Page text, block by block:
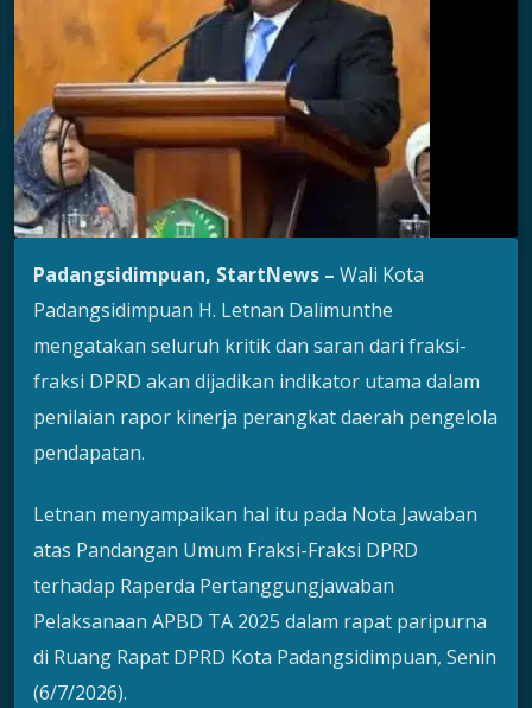
Padangsidimpuan, StartNews – Wali Kota
Padangsidimpuan H. Letnan Dalimunthe
mengatakan seluruh kritik dan saran dari fraksi-
fraksi DPRD akan dijadikan indikator utama dalam
penilaian rapor kinerja perangkat daerah pengelola
pendapatan.
Letnan menyampaikan hal itu pada Nota Jawaban
atas Pandangan Umum Fraksi-Fraksi DPRD
terhadap Raperda Pertanggungjawaban
Pelaksanaan APBD TA 2025 dalam rapat paripurna
di Ruang Rapat DPRD Kota Padangsidimpuan, Senin
(6/7/2026).